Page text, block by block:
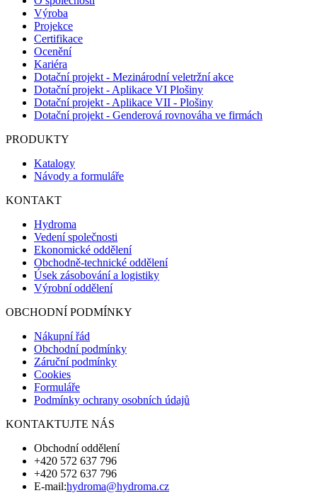
Výroba
Projekce
Certifikace
Ocenění
Kariéra
Dotační projekt - Mezinárodní veletržní akce
Dotační projekt - Aplikace VI Plošiny
Dotační projekt - Aplikace VII - Plošiny
Dotační projekt - Genderová rovnováha ve firmách
PRODUKTY
Katalogy
Návody a formuláře
KONTAKT
Hydroma
Vedení společnosti
Ekonomické oddělení
Obchodně-technické oddělení
Úsek zásobování a logistiky
Výrobní oddělení
OBCHODNÍ PODMÍNKY
Nákupní řád
Obchodní podmínky
Záruční podmínky
Cookies
Formuláře
Podmínky ochrany osobních údajů
KONTAKTUJTE NÁS
Obchodní oddělení
+420 572 637 796
+420 572 637 796
E-mail:hydroma@hydroma.cz